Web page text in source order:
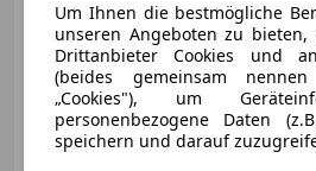
€ 3
Um Ihnen die bestmögliche
unseren Angeboten zu
Drittanbieter Cookies und
(beides gemeinsam
„Cookies"), um
personenbezogene Daten
speichern und darauf